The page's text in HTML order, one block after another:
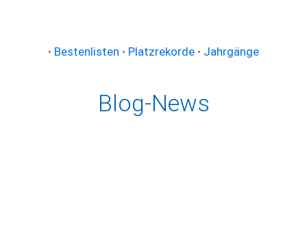
• Bestenlisten • Platzrekorde • Jahrgänge
Blog-News